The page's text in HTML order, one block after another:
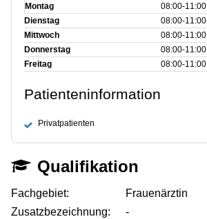
Montag 08:00‑11:00
Dienstag
08:00‑11:00
Mittwoch
08:00‑11:00
Donnerstag
08:00‑11:00
Freitag
08:00‑11:00
Patienteninformation
Privatpatienten
Qualifikation
Fachgebiet:
Frauenärztin
Zusatzbezeichnung:
-